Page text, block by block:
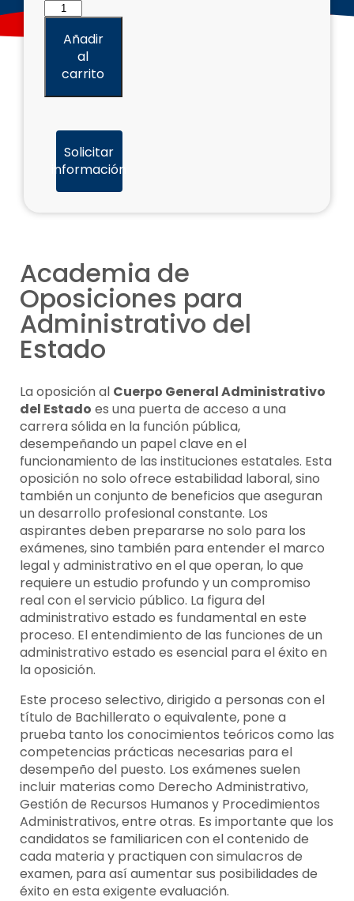
Añadir
al
carrito
Solicitar
información
Academia de
Oposiciones para
Administrativo del
Estado
La oposición al Cuerpo General Administrativo
del Estado es una puerta de acceso a una
carrera sólida en la función pública,
desempeñando un papel clave en el
funcionamiento de las instituciones estatales. Esta
oposición no solo ofrece estabilidad laboral, sino
también un conjunto de beneficios que aseguran
un desarrollo profesional constante. Los
aspirantes deben prepararse no solo para los
exámenes, sino también para entender el marco
legal y administrativo en el que operan, lo que
requiere un estudio profundo y un compromiso
real con el servicio público. La figura del
administrativo estado es fundamental en este
proceso. El entendimiento de las funciones de un
administrativo estado es esencial para el éxito en
la oposición.
Este proceso selectivo, dirigido a personas con el
título de Bachillerato o equivalente, pone a
prueba tanto los conocimientos teóricos como las
competencias prácticas necesarias para el
desempeño del puesto. Los exámenes suelen
incluir materias como Derecho Administrativo,
Gestión de Recursos Humanos y Procedimientos
Administrativos, entre otras. Es importante que los
candidatos se familiaricen con el contenido de
cada materia y practiquen con simulacros de
examen, para así aumentar sus posibilidades de
éxito en esta exigente evaluación.